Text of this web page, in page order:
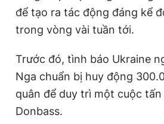
để tạo ra tác động đáng kể
trong vòng vài tuần tới.
Trước đó, tình báo Ukraine
Nga chuẩn bị huy động
quân để duy trì một cuộc
Donbass.